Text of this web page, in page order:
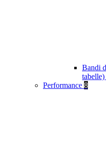
Bandi
tabelle)
Performance 8